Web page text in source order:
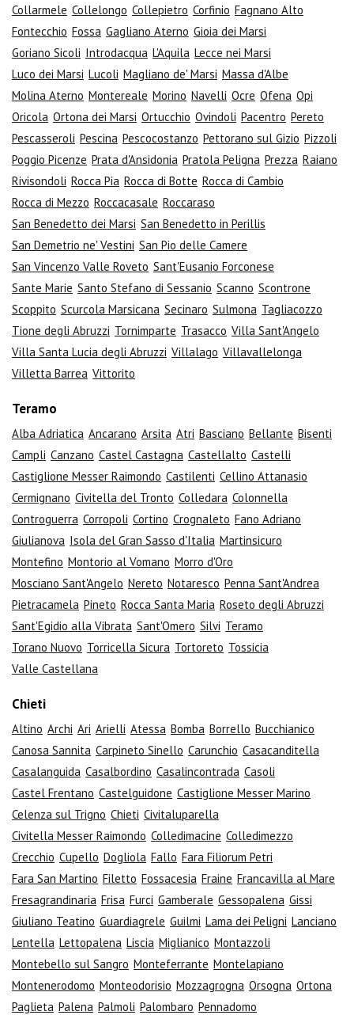
Collarmele Collelongo Collepietro Corfinio Fagnano Alto
Fontecchio Fossa Gagliano Aterno Gioia dei Marsi
Goriano Sicoli Introdacqua L'Aquila Lecce nei Marsi
Luco dei Marsi Lucoli Magliano de' Marsi Massa d'Albe
Molina Aterno Montereale Morino Navelli Ocre Ofena Opi
Oricola Ortona dei Marsi Ortucchio Ovindoli Pacentro Pereto
Pescasseroli Pescina Pescocostanzo Pettorano sul Gizio Pizzoli
Poggio Picenze Prata d'Ansidonia Pratola Peligna Prezza Raiano
Rivisondoli Rocca Pia Rocca di Botte Rocca di Cambio
Rocca di Mezzo Roccacasale Roccaraso
San Benedetto dei Marsi San Benedetto in Perillis
San Demetrio ne' Vestini San Pio delle Camere
San Vincenzo Valle Roveto Sant'Eusanio Forconese
Sante Marie Santo Stefano di Sessanio Scanno Scontrone
Scoppito Scurcola Marsicana Secinaro Sulmona Tagliacozzo
Tione degli Abruzzi Tornimparte Trasacco Villa Sant'Angelo
Villa Santa Lucia degli Abruzzi Villalago Villavallelonga
Villetta Barrea Vittorito
Teramo
Alba Adriatica Ancarano Arsita Atri Basciano Bellante Bisenti
Campli Canzano Castel Castagna Castellalto Castelli
Castiglione Messer Raimondo Castilenti Cellino Attanasio
Cermignano Civitella del Tronto Colledara Colonnella
Controguerra Corropoli Cortino Crognaleto Fano Adriano
Giulianova Isola del Gran Sasso d'Italia Martinsicuro
Montefino Montorio al Vomano Morro d'Oro
Mosciano Sant'Angelo Nereto Notaresco Penna Sant'Andrea
Pietracamela Pineto Rocca Santa Maria Roseto degli Abruzzi
Sant'Egidio alla Vibrata Sant'Omero Silvi Teramo
Torano Nuovo Torricella Sicura Tortoreto Tossicia
Valle Castellana
Chieti
Altino Archi Ari Arielli Atessa Bomba Borrello Bucchianico
Canosa Sannita Carpineto Sinello Carunchio Casacanditella
Casalanguida Casalbordino Casalincontrada Casoli
Castel Frentano Castelguidone Castiglione Messer Marino
Celenza sul Trigno Chieti Civitaluparella
Civitella Messer Raimondo Colledimacine Colledimezzo
Crecchio Cupello Dogliola Fallo Fara Filiorum Petri
Fara San Martino Filetto Fossacesia Fraine Francavilla al Mare
Fresagrandinaria Frisa Furci Gamberale Gessopalena Gissi
Giuliano Teatino Guardiagrele Guilmi Lama dei Peligni Lanciano
Lentella Lettopalena Liscia Miglianico Montazzoli
Montebello sul Sangro Monteferrante Montelapiano
Montenerodomo Monteodorisio Mozzagrogna Orsogna Ortona
Paglieta Palena Palmoli Palombaro Pennadomo